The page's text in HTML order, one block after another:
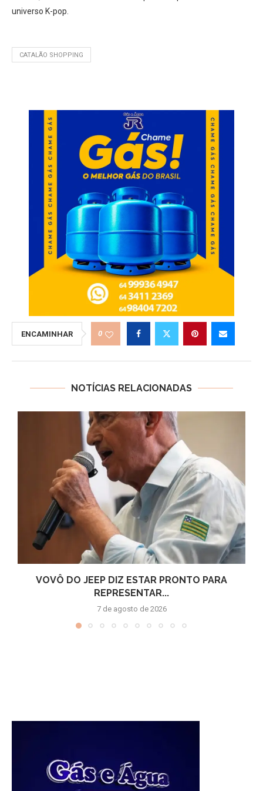
universo K-pop.
CATALÃO SHOPPING
ENCAMINHAR 0
NOTÍCIAS RELACIONADAS
VOVÔ DO JEEP DIZ ESTAR PRONTO PARA
REPRESENTAR...
7 de agosto de 2026